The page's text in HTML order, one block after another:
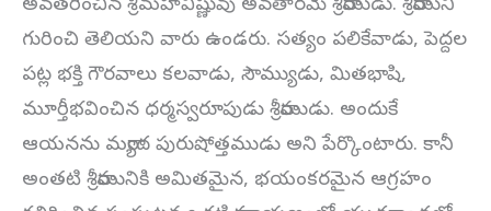
అవతరించిన శ్రీమహావిష్ణువు అవతారమే శ్రీరాముడు. శ్రీరాముని
గురించి తెలియని వారు ఉండరు. సత్యం పలికేవాడు, పెద్దల
పట్ల భక్తి గౌరవాలు కలవాడు, సౌమ్యుడు, మితభాషి,
మూర్తీభవించిన ధర్మస్వరూపుడు శ్రీరాముడు. అందుకే
ఆయనను మర్యాద పురుషోత్తముడు అని పేర్కొంటారు. కానీ
అంతటి శ్రీరామునికి అమితమైన, భయంకరమైన ఆగ్రహం